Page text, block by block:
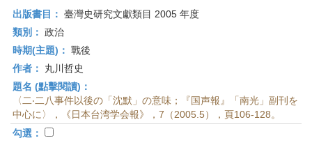
出版書目： 臺灣史研究文獻類目 2005 年度
類別： 政治
時期(主題)： 戰後
作者：
丸川哲史
題名 (點擊閱讀)：
〈二‧二八事件以後の「沈默」の意味；『国声報』「南光」副刊を
中心に〉，《日本台湾学会報》，7（2005.5），頁106-128。
勾選：